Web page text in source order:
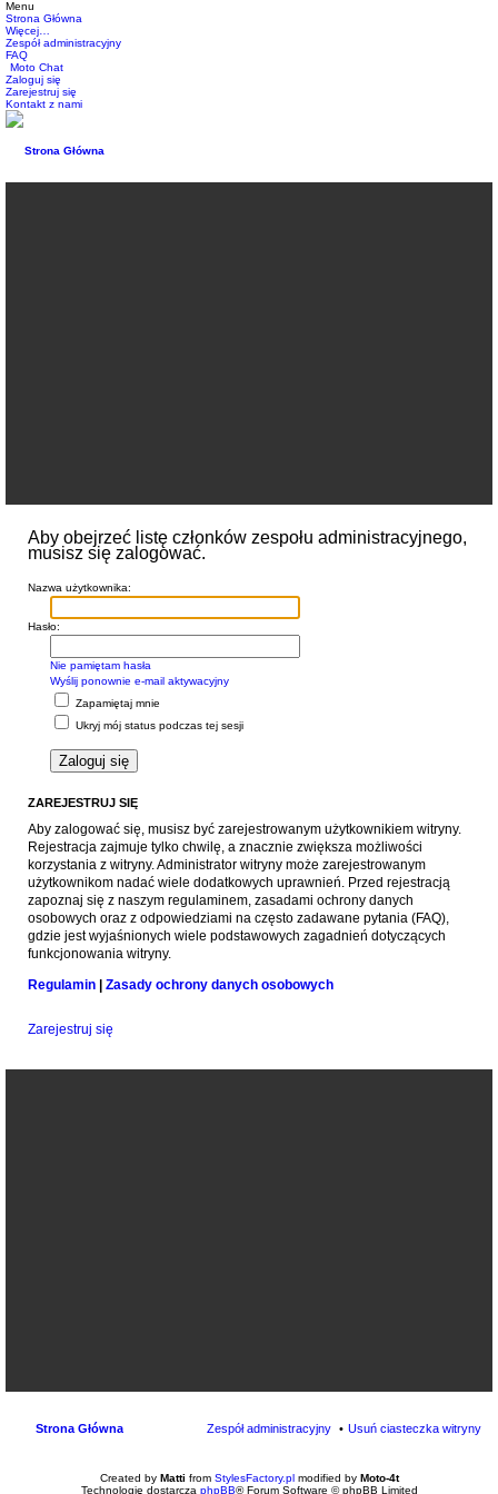
Menu
Strona Główna
Więcej…
Zespół administracyjny
FAQ
Moto Chat
Zaloguj się
Zarejestruj się
Kontakt z nami
Strona Główna
Aby obejrzeć listę członków zespołu administracyjnego,
musisz się zalogować.
Nazwa użytkownika:
Hasło:
Nie pamiętam hasła
Wyślij ponownie e-mail aktywacyjny
Zapamiętaj mnie
Ukryj mój status podczas tej sesji
ZAREJESTRUJ SIĘ
Aby zalogować się, musisz być zarejestrowanym użytkownikiem witryny.
Rejestracja zajmuje tylko chwilę, a znacznie zwiększa możliwości
korzystania z witryny. Administrator witryny może zarejestrowanym
użytkownikom nadać wiele dodatkowych uprawnień. Przed rejestracją
zapoznaj się z naszym regulaminem, zasadami ochrony danych
osobowych oraz z odpowiedziami na często zadawane pytania (FAQ),
gdzie jest wyjaśnionych wiele podstawowych zagadnień dotyczących
funkcjonowania witryny.
Regulamin | Zasady ochrony danych osobowych
Zarejestruj się
Strona Główna Usuń ciasteczka witryny
Zespół administracyjny
Created by Matti from StylesFactory.plmodified by Moto-4t
Technologię dostarcza phpBB® Forum Software © phpBB Limited